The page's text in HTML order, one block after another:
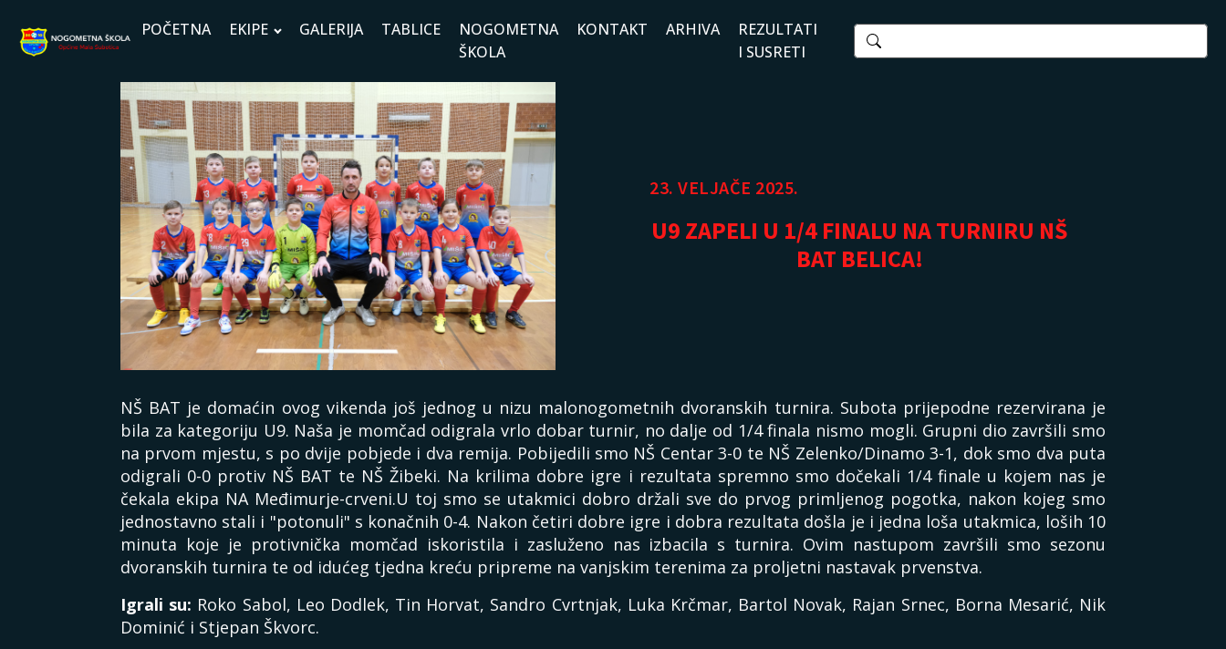
POČETNA EKIPE GALERIJA TABLICE
NOGOMETNA
ŠKOLA
KONTAKT ARHIVA
REZULTATI
I SUSRETI
23. VELJAČE 2025.
U9 ZAPELI U 1/4 FINALU NA TURNIRU NŠ
BAT BELICA!
NŠ BAT je domaćin ovog vikenda još jednog u nizu malonogometnih dvoranskih turnira. Subota prijepodne rezervirana je
bila za kategoriju U9. Naša je momčad odigrala vrlo dobar turnir, no dalje od 1/4 finala nismo mogli. Grupni dio završili smo
na prvom mjestu, s po dvije pobjede i dva remija. Pobijedili smo NŠ Centar 3-0 te NŠ Zelenko/Dinamo 3-1, dok smo dva puta
odigrali 0-0 protiv NŠ BAT te NŠ Žibeki. Na krilima dobre igre i rezultata spremno smo dočekali 1/4 finale u kojem nas je
čekala ekipa NA Međimurje-crveni.U toj smo se utakmici dobro držali sve do prvog primljenog pogotka, nakon kojeg smo
jednostavno stali i "potonuli" s konačnih 0-4. Nakon četiri dobre igre i dobra rezultata došla je i jedna loša utakmica, loših 10
minuta koje je protivnička momčad iskoristila i zasluženo nas izbacila s turnira. Ovim nastupom završili smo sezonu
dvoranskih turnira te od idućeg tjedna kreću pripreme na vanjskim terenima za proljetni nastavak prvenstva.
Igrali su: Roko Sabol, Leo Dodlek, Tin Horvat, Sandro Cvrtnjak, Luka Krčmar, Bartol Novak, Rajan Srnec, Borna Mesarić, Nik
Dominić i Stjepan Škvorc.